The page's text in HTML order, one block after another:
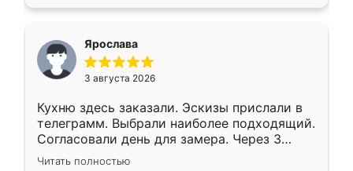
Ярослава
3 августа 2026
Кухню здесь заказали. Эскизы прислали в
телеграмм. Выбрали наиболее подходящий.
Согласовали день для замера. Через 3
недели кухня была уже готова. Остались
Читать полностью